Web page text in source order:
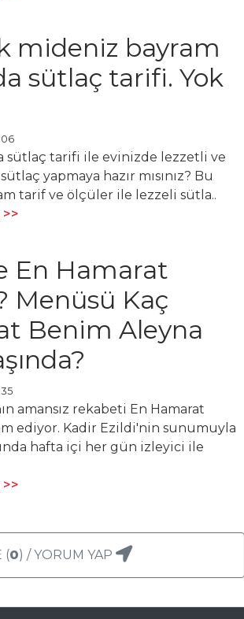
mideniz bayram
sütlaç tarifi. Yok
sütlaç tarifi ile evinizde lezzetli ve
yapmaya hazır mısınız? Bu
tarif ve ölçüler ile lezzeli sütla..
>>
En Hamarat
Menüsü Kaç
Benim Aleyna
amansız rekabeti En Hamarat
ediyor. Kadir Ezildi'nin sunumuyla
hafta içi her gün izleyici ile
>>
(0) / YORUM YAP